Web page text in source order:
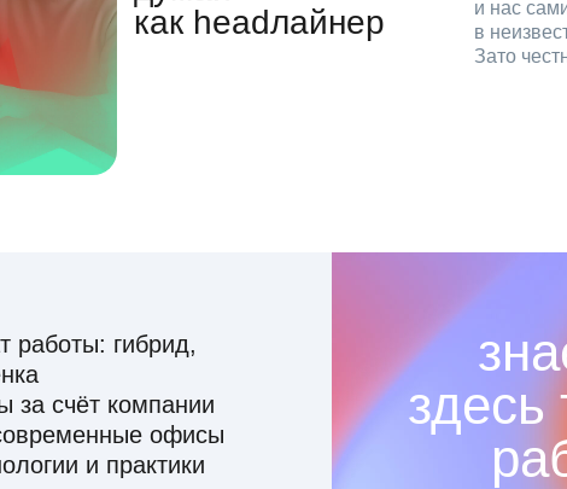
как headлайнер
и нас
в
Зато
работы: гибрид,
за счёт компании
офисы
и практики
здесь